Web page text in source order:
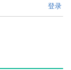
登录